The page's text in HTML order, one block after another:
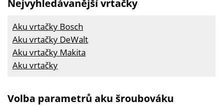
Nejvyhledávanější vrtačky
Aku vrtačky Bosch
Aku vrtačky DeWalt
Aku vrtačky Makita
Aku vrtačky
Volba parametrů aku šroubováku